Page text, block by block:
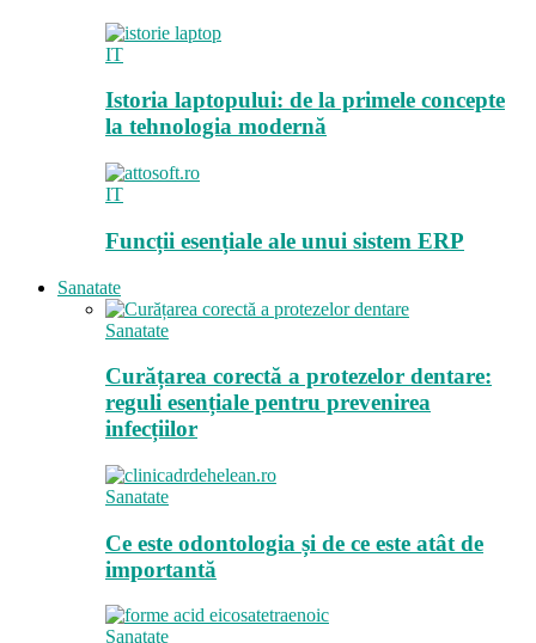
IT
Istoria laptopului: de la primele concepte
la tehnologia modernă
IT
Funcții esențiale ale unui sistem ERP
Sanatate
Sanatate
Curățarea corectă a protezelor dentare:
reguli esențiale pentru prevenirea
infecțiilor
Sanatate
Ce este odontologia și de ce este atât de
importantă
Sanatate